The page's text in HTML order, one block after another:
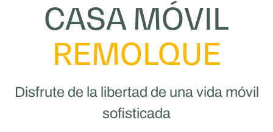
CASA MÓVIL
REMOLQUE
Disfrute de la libertad de una vida móvil
sofisticada